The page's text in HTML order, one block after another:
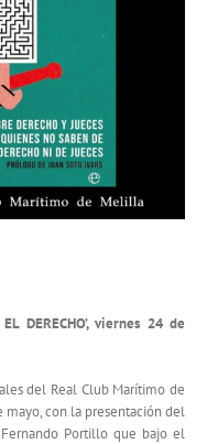
EL DERECHO’, viernes 24 de
del Real Club Marítimo de
mayo, con la presentación del
Fernando Portillo que bajo el